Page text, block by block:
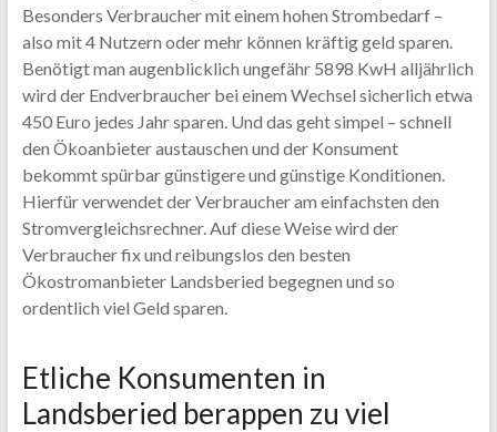
Besonders Verbraucher mit einem hohen Strombedarf –
also mit 4 Nutzern oder mehr können kräftig geld sparen.
Benötigt man augenblicklich ungefähr 5898 KwH alljährlich
wird der Endverbraucher bei einem Wechsel sicherlich etwa
450 Euro jedes Jahr sparen. Und das geht simpel – schnell
den Ökoanbieter austauschen und der Konsument
bekommt spürbar günstigere und günstige Konditionen.
Hierfür verwendet der Verbraucher am einfachsten den
Stromvergleichsrechner. Auf diese Weise wird der
Verbraucher fix und reibungslos den besten
Ökostromanbieter Landsberied begegnen und so
ordentlich viel Geld sparen.
Etliche Konsumenten in
Landsberied berappen zu viel